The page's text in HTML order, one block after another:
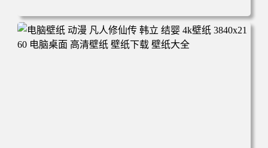
电脑壁纸 动漫角色 卡通场景 夏日休闲 夏日壁纸 治愈系 童
年回忆 荷塘荷叶 蜡笔小新 电脑桌面 高清壁纸 壁纸下载 壁